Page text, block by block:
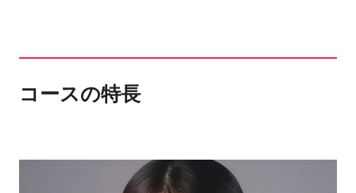
コースの特長